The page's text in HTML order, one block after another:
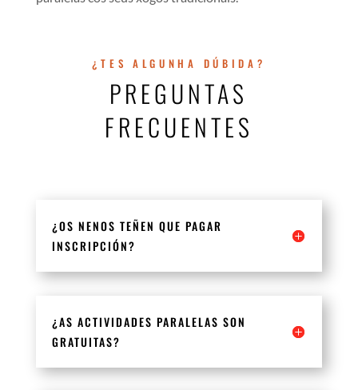
¿TES ALGUNHA DÚBIDA?
PREGUNTAS
FRECUENTES
¿OS NENOS TEÑEN QUE PAGAR
INSCRIPCIÓN?
¿AS ACTIVIDADES PARALELAS SON
GRATUITAS?